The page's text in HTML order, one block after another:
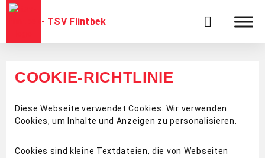
TSV Flintbek
COOKIE-RICHTLINIE
Diese Webseite verwendet Cookies. Wir verwenden
Cookies, um Inhalte und Anzeigen zu personalisieren.
Cookies sind kleine Textdateien, die von Webseiten